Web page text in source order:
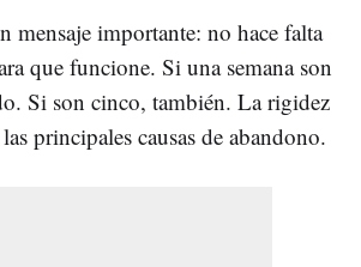
mensaje importante: no hace falta
que funcione. Si una semana son
Si son cinco, también. La rigidez
principales causas de abandono.